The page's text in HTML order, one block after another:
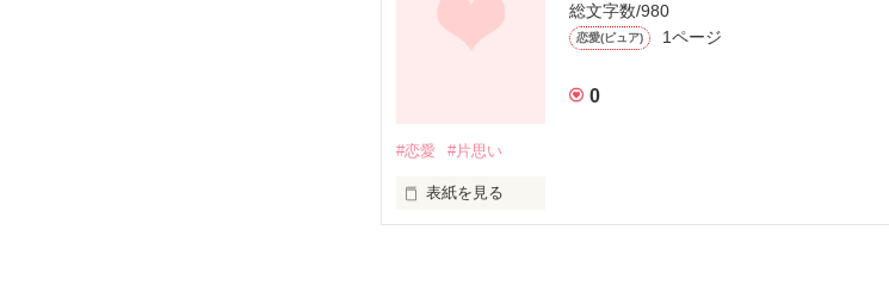
総文字数/980
恋愛(ピュア) 1ページ
0
#恋愛 #片思い
表紙を見る